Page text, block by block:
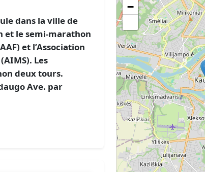
dans la ville de
et le semi-marathon
et l’Association
Les
deux tours.
Ave. par
−